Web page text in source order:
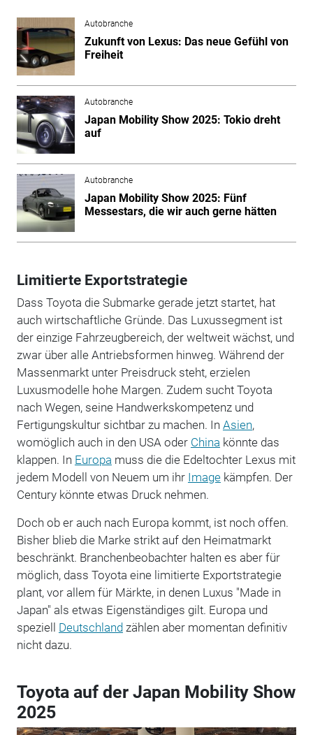
Autobranche
Zukunft von Lexus: Das neue Gefühl von
Freiheit
Autobranche
Japan Mobility Show 2025: Tokio dreht
auf
Autobranche
Japan Mobility Show 2025: Fünf
Messestars, die wir auch gerne hätten
Limitierte Exportstrategie
Dass Toyota die Submarke gerade jetzt startet, hat
auch wirtschaftliche Gründe. Das Luxussegment ist
der einzige Fahrzeugbereich, der weltweit wächst, und
zwar über alle Antriebsformen hinweg. Während der
Massenmarkt unter Preisdruck steht, erzielen
Luxusmodelle hohe Margen. Zudem sucht Toyota
nach Wegen, seine Handwerkskompetenz und
Fertigungskultur sichtbar zu machen. In Asien,
womöglich auch in den USA oder China könnte das
klappen. In Europa muss die die Edeltochter Lexus mit
jedem Modell von Neuem um ihr Imagekämpfen. Der
Century könnte etwas Druck nehmen.
Doch ob er auch nach Europa kommt, ist noch offen.
Bisher blieb die Marke strikt auf den Heimatmarkt
beschränkt. Branchenbeobachter halten es aber für
möglich, dass Toyota eine limitierte Exportstrategie
plant, vor allem für Märkte, in denen Luxus "Made in
Japan" als etwas Eigenständiges gilt. Europa und
speziell Deutschlandzählen aber momentan definitiv
nicht dazu.
Toyota auf der Japan Mobility Show
2025